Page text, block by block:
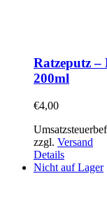
Ratzeputz –
200ml
€4,00
zzgl. Versand
Details
Nicht auf Lager